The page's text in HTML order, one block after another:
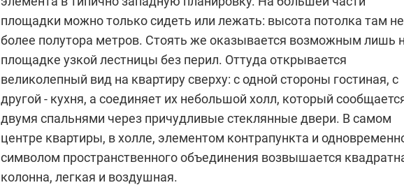
площадки можно только сидеть или лежать: высота потолка там не
более полутора метров. Стоять же оказывается возможным лишь
площадке узкой лестницы без перил. Оттуда открывается
великолепный вид на квартиру сверху: с одной стороны гостиная, с
другой - кухня, а соединяет их небольшой холл, который
двумя спальнями через причудливые стеклянные двери. В самом
центре квартиры, в холле, элементом контрапункта и
символом пространственного объединения возвышается
колонна, легкая и воздушная.